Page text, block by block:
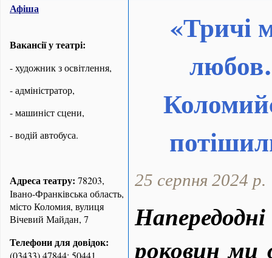
Афіша
Вакансії у театрі:
- художник з освітлення,
- адміністратор,
- машиніст сцени,
- водій автобуса.
Адреса театру: 78203,
Івано-Франківська область,
місто Коломия, вулиця
Вічевий Майдан, 7
Телефони для довідок:
(03433) 47844; 50441.
«Тричі
25 серпня 2024 р.
роковин ми